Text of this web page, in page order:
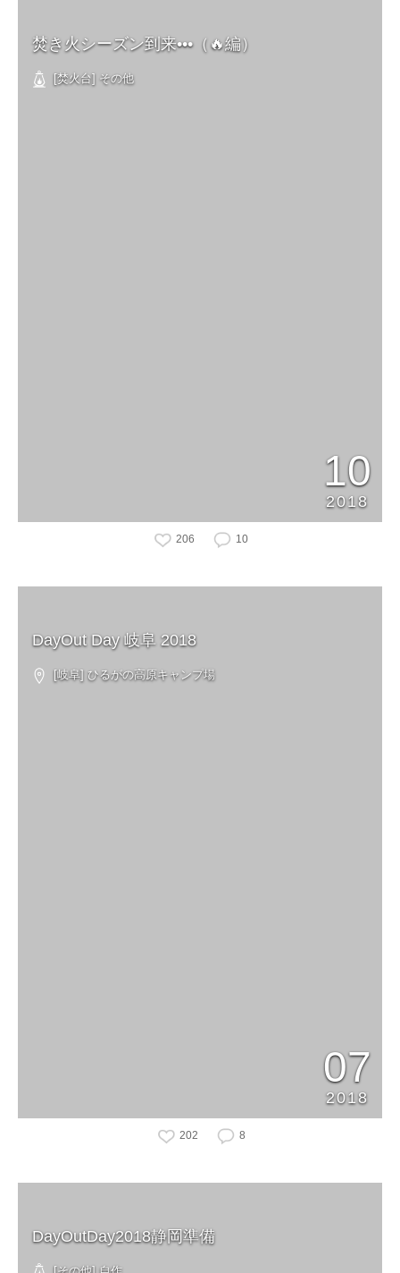
焚き火シーズン到来•••（🔥編）
[焚火台] その他
10
2018
206 10
DayOut Day 岐阜 2018
[岐阜] ひるがの高原キャンプ場
07
2018
202 8
DayOutDay2018静岡準備